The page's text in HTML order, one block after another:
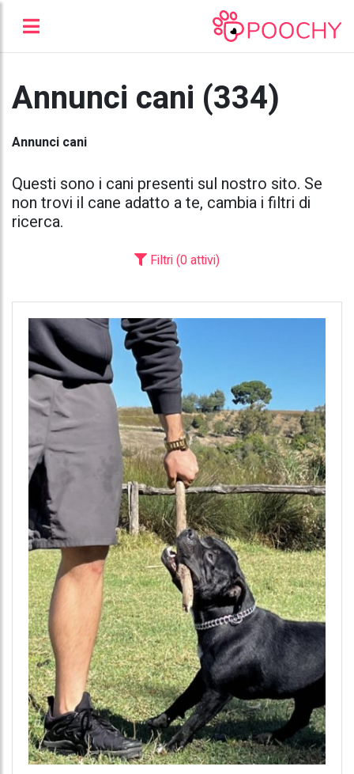
Annunci cani (334)
Annunci cani
Questi sono i cani presenti sul nostro sito. Se
non trovi il cane adatto a te, cambia i filtri di
ricerca.
Filtri (0 attivi)